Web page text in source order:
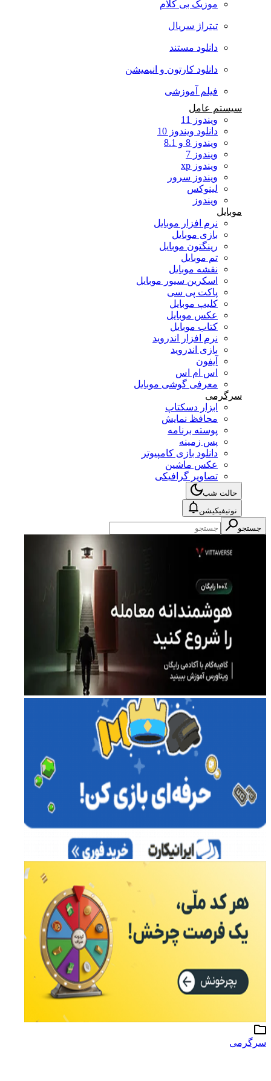
موزیک بی کلام
تیتراژ سریال
دانلود مستند
دانلود کارتون و انیمیشن
فیلم آموزشی
سیستم عامل
ویندوز 11
دانلود ویندوز 10
ویندوز 8 و 8.1
ویندوز 7
ویندوز xp
ویندوز سرور
لینوکس
ویندوز
موبایل
نرم افزار موبایل
بازی موبایل
رینگتون موبایل
تم موبایل
نقشه موبایل
اسکرین سیور موبایل
پاکت پی سی
کلیپ موبایل
عکس موبایل
کتاب موبایل
نرم افزار اندروید
بازی اندروید
آیفون
اس ام اس
معرفی گوشی موبایل
سرگرمی
ابزار دسکتاپ
محافظ نمایش
پوسته برنامه
پس زمینه
دانلود بازی کامپیوتر
عکس ماشین
تصاویر گرافیکی
حالت شب
نوتیفیکیشن
جستجو
سرگرمی